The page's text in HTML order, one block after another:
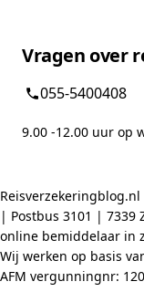
Vragen over
055-5400408
9.00 -12.00 uur op
| Postbus 3101 | 7339
online bemiddelaar in
Wij werken op basis
AFM vergunningnr: